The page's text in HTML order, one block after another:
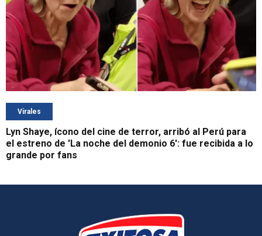
Virales
Lyn Shaye, ícono del cine de terror, arribó al Perú para
el estreno de 'La noche del demonio 6': fue recibida a lo
grande por fans